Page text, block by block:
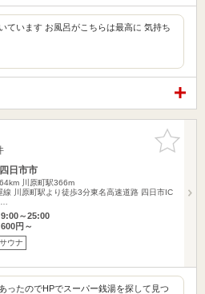
ています お風呂がこちらは最高に 気持ち
お気に入
りに追加
日市市
川原町駅366m
線 川原町駅より徒歩3分東名高速道路 四日市IC
～25:00
円～
サウナ
ったのでHPでスーパー銭湯を探して見つ